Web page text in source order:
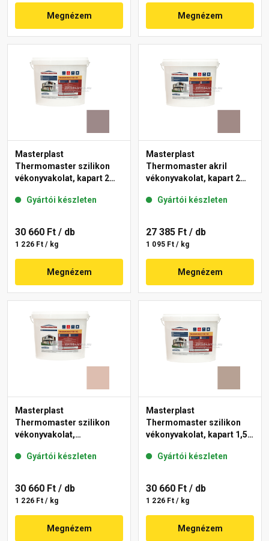
Megnézem Megnézem
Masterplast
Thermomaster szilikon
vékonyvakolat, kapart 2
Gyártói készleten
30 660 Ft / db
1 226 Ft / kg
Megnézem
Masterplast
Thermomaster akril
vékonyvakolat, kapart 2
Gyártói készleten
27 385 Ft / db
1 095 Ft / kg
Megnézem
Masterplast
Thermomaster szilikon
vékonyvakolat,
13-D 25 kg
Gyártói készleten
30 660 Ft / db
1 226 Ft / kg
Megnézem
Masterplast
Thermomaster szilikon
vékonyvakolat, kapart 1,5
Gyártói készleten
30 660 Ft / db
1 226 Ft / kg
Megnézem